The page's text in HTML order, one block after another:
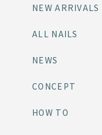
NEW ARRIVALS
ALL NAILS
NEWS
CONCEPT
HOW TO